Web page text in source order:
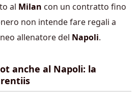
al Milan con un contratto fino
non intende fare regali a
allenatore del Napoli.
anche al Napoli: la